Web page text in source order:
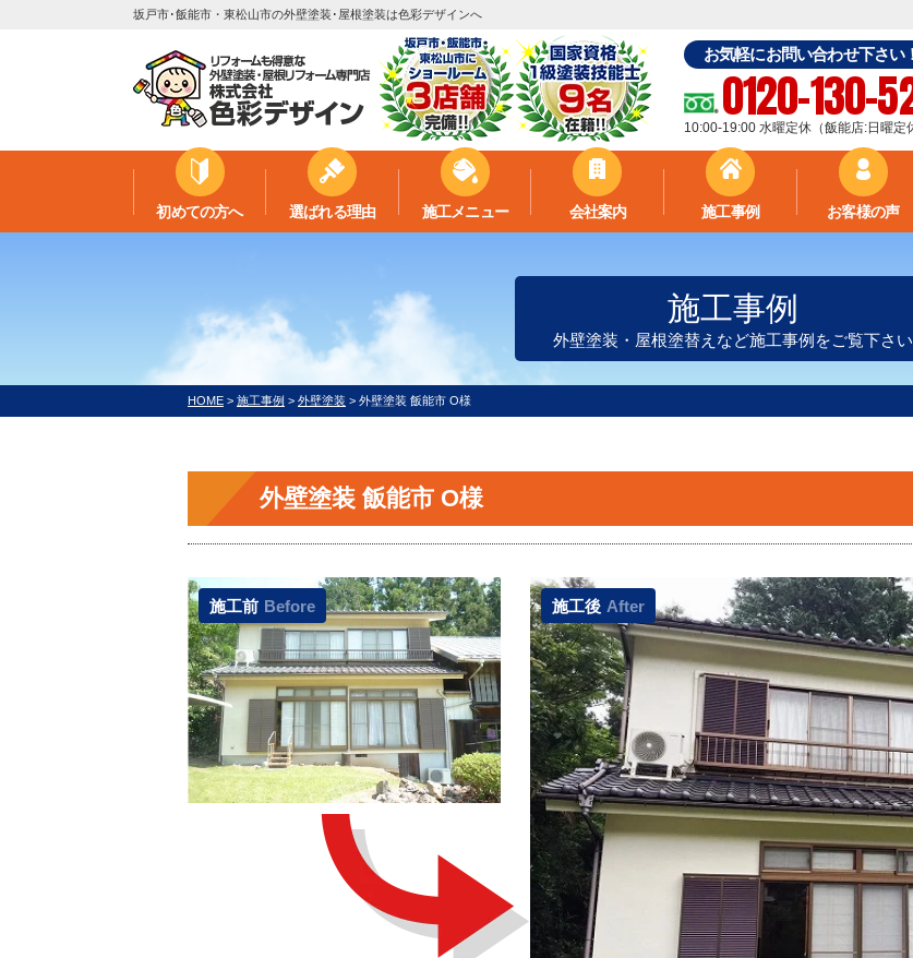
坂戸市･飯能市・東松山市の外壁塗装･屋根塗装は色彩デザインへ
お気軽にお問い合わせ下さい！
0120-130-
10:00-19:00 水曜定休（飯能店:日曜定
初めての方へ 選ばれる理由 施工メニュー 会社案内 施工事例 お客様の声
施工事例
外壁塗装・屋根塗替えなど施工事例をご覧下さい
HOME > 施工事例 > 外壁塗装 > 外壁塗装 飯能市 O様
外壁塗装 飯能市 O様
施工後 After
施工前 Before